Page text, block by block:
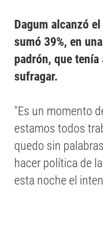
Dagum alcanzó
sumó 39%, en
padrón, que
sufragar.
"Es un momento
estamos todos
quedo sin
hacer política de
esta noche el